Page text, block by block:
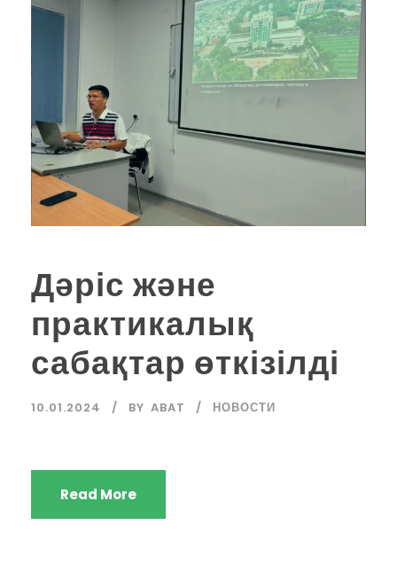
Дәріс және
практикалық
сабақтар өткізілді
10.01.2024 BY ABAT НОВОСТИ
Read More